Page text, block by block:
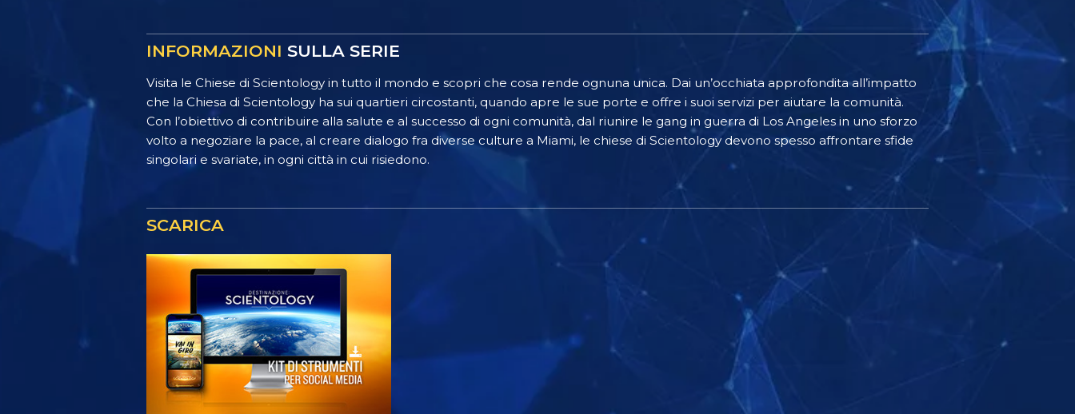
INFORMAZIONI SULLA SERIE
Visita le Chiese di Scientology in tutto il mondo e scopri che cosa rende ognuna unica. Dai un’occhiata approfondita all’impatto
che la Chiesa di Scientology ha sui quartieri circostanti, quando apre le sue porte e offre i suoi servizi per aiutare la comunità.
Con l’obiettivo di contribuire alla salute e al successo di ogni comunità, dal riunire le gang in guerra di Los Angeles in uno sforzo
volto a negoziare la pace, al creare dialogo fra diverse culture a Miami, le chiese di Scientology devono spesso affrontare sfide
singolari e svariate, in ogni città in cui risiedono.
SCARICA